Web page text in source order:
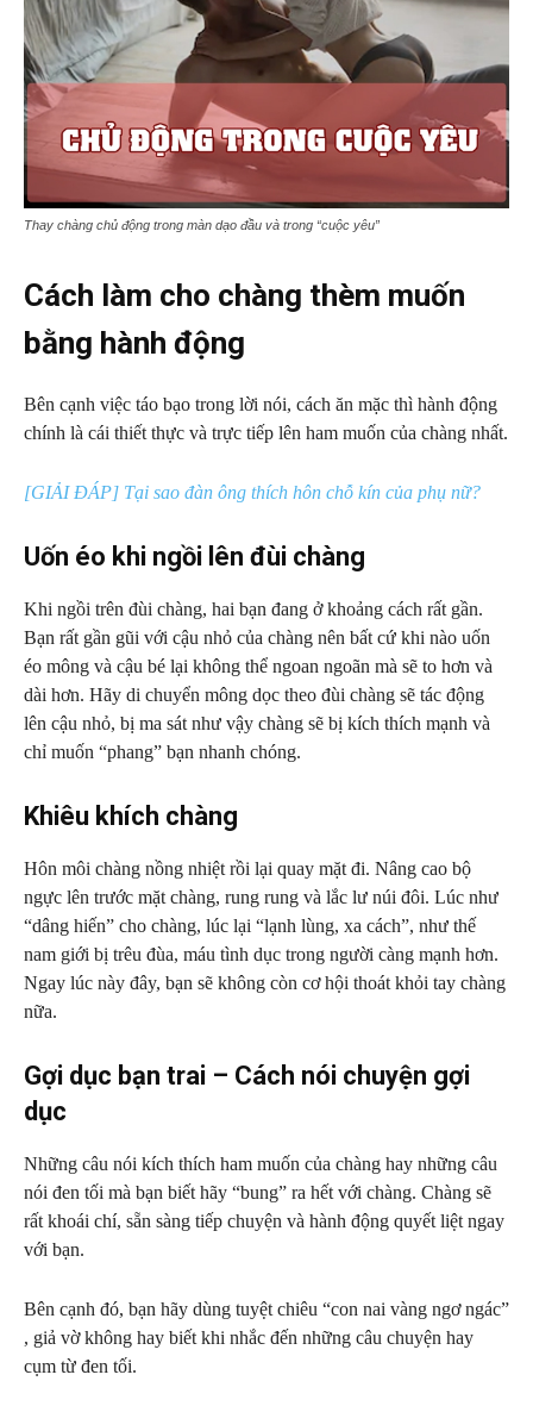
Thay chàng chủ động trong màn dạo đầu và trong “cuộc yêu”
Cách làm cho chàng thèm muốn
bằng hành động
Bên cạnh việc táo bạo trong lời nói, cách ăn mặc thì hành động
chính là cái thiết thực và trực tiếp lên ham muốn của chàng nhất.
[GIẢI ĐÁP] Tại sao đàn ông thích hôn chỗ kín của phụ nữ?
Uốn éo khi ngồi lên đùi chàng
Khi ngồi trên đùi chàng, hai bạn đang ở khoảng cách rất gần.
Bạn rất gần gũi với cậu nhỏ của chàng nên bất cứ khi nào uốn
éo mông và cậu bé lại không thể ngoan ngoãn mà sẽ to hơn và
dài hơn. Hãy di chuyển mông dọc theo đùi chàng sẽ tác động
lên cậu nhỏ, bị ma sát như vậy chàng sẽ bị kích thích mạnh và
chỉ muốn “phang” bạn nhanh chóng.
Khiêu khích chàng
Hôn môi chàng nồng nhiệt rồi lại quay mặt đi. Nâng cao bộ
ngực lên trước mặt chàng, rung rung và lắc lư núi đôi. Lúc như
“dâng hiến” cho chàng, lúc lại “lạnh lùng, xa cách”, như thế
nam giới bị trêu đùa, máu tình dục trong người càng mạnh hơn.
Ngay lúc này đây, bạn sẽ không còn cơ hội thoát khỏi tay chàng
nữa.
Gợi dục bạn trai – Cách nói chuyện gợi
dục
Những câu nói kích thích ham muốn của chàng hay những câu
nói đen tối mà bạn biết hãy “bung” ra hết với chàng. Chàng sẽ
rất khoái chí, sẵn sàng tiếp chuyện và hành động quyết liệt ngay
với bạn.
Bên cạnh đó, bạn hãy dùng tuyệt chiêu “con nai vàng ngơ ngác”
, giả vờ không hay biết khi nhắc đến những câu chuyện hay
cụm từ đen tối.